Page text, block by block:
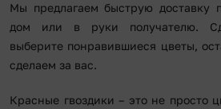
Мы предлагаем быструю доставку
дом или в руки получателю.
выберите понравившиеся цветы,
сделаем за вас.
Красные гвоздики – это не просто